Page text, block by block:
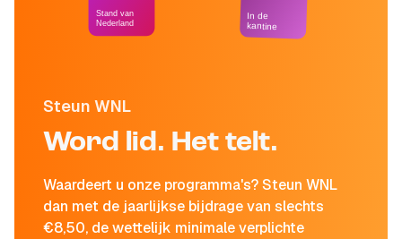
Steun WNL
Word lid. Het telt.
Waardeert u onze programma's? Steun WNL
dan met de jaarlijkse bijdrage van slechts
€8,50, de wettelijk minimale verplichte
Stand van
Nederland
In de
kantine